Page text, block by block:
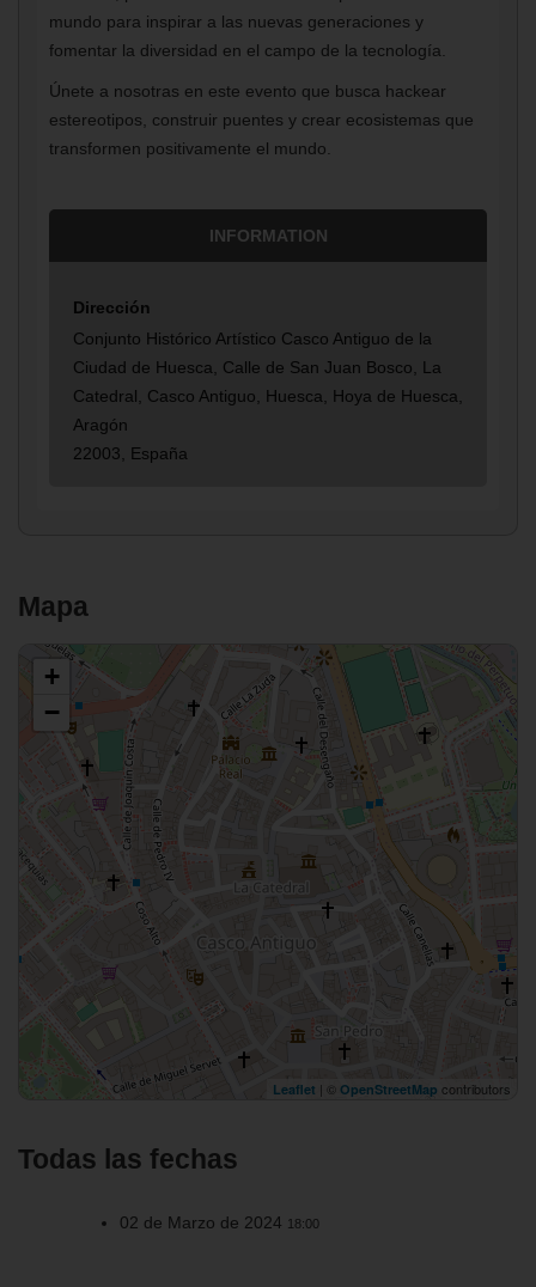
mundo para inspirar a las nuevas generaciones y
fomentar la diversidad en el campo de la tecnología.
Únete a nosotras en este evento que busca hackear
estereotipos, construir puentes y crear ecosistemas que
transformen positivamente el mundo.
INFORMATION
Dirección
Conjunto Histórico Artístico Casco Antiguo de la
Ciudad de Huesca, Calle de San Juan Bosco, La
Catedral, Casco Antiguo, Huesca, Hoya de Huesca,
Aragón
22003, España
Mapa
+
−
Leaflet | © OpenStreetMap contributors
Todas las fechas
02 de Marzo de 2024 18:00